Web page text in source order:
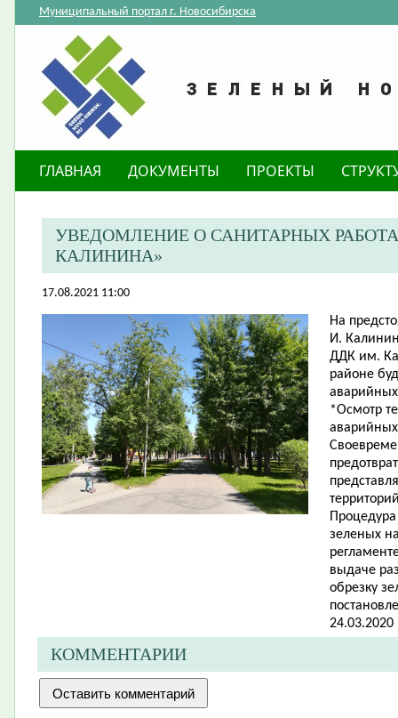
Муниципальный портал г. Новосибирска
ГЛАВНАЯ ДОКУМЕНТЫ ПРОЕКТЫ
УВЕДОМЛЕНИЕ О САНИТАРНЫХ
КАЛИНИНА»
17.08.2021 11:00
На
И.
ДДК им.
районе
*Осмотр
аварийных
зеленых
выдаче
обрезку
КОММЕНТАРИИ